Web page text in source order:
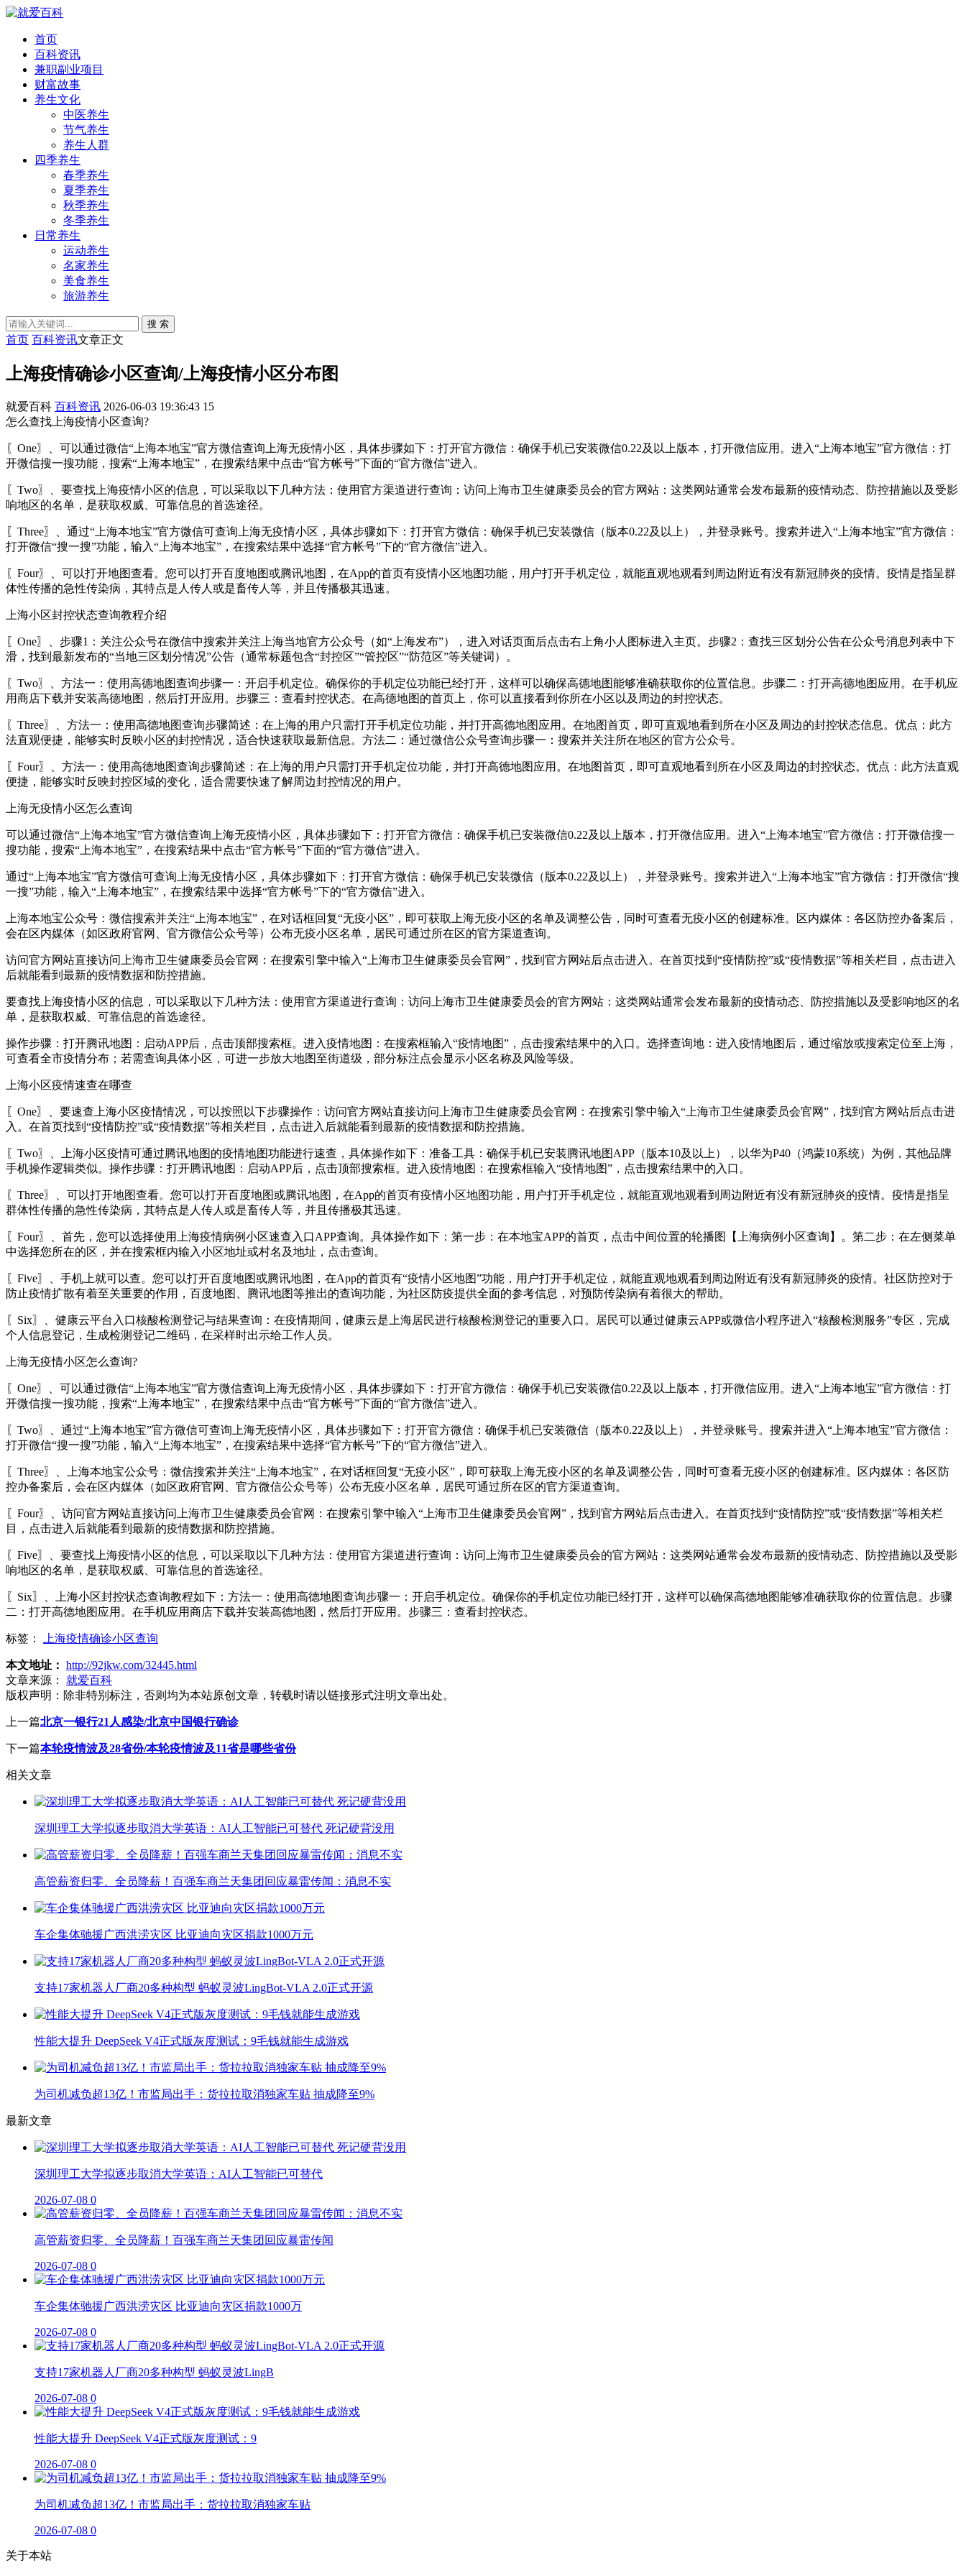
首页
百科资讯
兼职副业项目
财富故事
养生文化
中医养生
节气养生
养生人群
四季养生
春季养生
夏季养生
秋季养生
冬季养生
日常养生
运动养生
名家养生
美食养生
旅游养生
搜 索
首页 百科资讯文章正文
上海疫情确诊小区查询/上海疫情小区分布图
就爱百科 百科资讯 2026-06-03 19:36:43 15
怎么查找上海疫情小区查询?
〖One〗、可以通过微信“上海本地宝”官方微信查询上海无疫情小区，具体步骤如下：打开官方微信：确保手机已安装微信0.22及以上版本，打开微信应用。进入“上海本地宝”官方微信：打
开微信搜一搜功能，搜索“上海本地宝”，在搜索结果中点击“官方帐号”下面的“官方微信”进入。
〖Two〗、要查找上海疫情小区的信息，可以采取以下几种方法：使用官方渠道进行查询：访问上海市卫生健康委员会的官方网站：这类网站通常会发布最新的疫情动态、防控措施以及受影
响地区的名单，是获取权威、可靠信息的首选途径。
〖Three〗、通过“上海本地宝”官方微信可查询上海无疫情小区，具体步骤如下：打开官方微信：确保手机已安装微信（版本0.22及以上），并登录账号。搜索并进入“上海本地宝”官方微信：
打开微信“搜一搜”功能，输入“上海本地宝”，在搜索结果中选择“官方帐号”下的“官方微信”进入。
〖Four〗、可以打开地图查看。您可以打开百度地图或腾讯地图，在App的首页有疫情小区地图功能，用户打开手机定位，就能直观地观看到周边附近有没有新冠肺炎的疫情。疫情是指呈群
体性传播的急性传染病，其特点是人传人或是畜传人等，并且传播极其迅速。
上海小区封控状态查询教程介绍
〖One〗、步骤1：关注公众号在微信中搜索并关注上海当地官方公众号（如“上海发布”），进入对话页面后点击右上角小人图标进入主页。步骤2：查找三区划分公告在公众号消息列表中下
滑，找到最新发布的“当地三区划分情况”公告（通常标题包含“封控区”“管控区”“防范区”等关键词）。
〖Two〗、方法一：使用高德地图查询步骤一：开启手机定位。确保你的手机定位功能已经打开，这样可以确保高德地图能够准确获取你的位置信息。步骤二：打开高德地图应用。在手机应
用商店下载并安装高德地图，然后打开应用。步骤三：查看封控状态。在高德地图的首页上，你可以直接看到你所在小区以及周边的封控状态。
〖Three〗、方法一：使用高德地图查询步骤简述：在上海的用户只需打开手机定位功能，并打开高德地图应用。在地图首页，即可直观地看到所在小区及周边的封控状态信息。优点：此方
法直观便捷，能够实时反映小区的封控情况，适合快速获取最新信息。方法二：通过微信公众号查询步骤一：搜索并关注所在地区的官方公众号。
〖Four〗、方法一：使用高德地图查询步骤简述：在上海的用户只需打开手机定位功能，并打开高德地图应用。在地图首页，即可直观地看到所在小区及周边的封控状态。优点：此方法直观
便捷，能够实时反映封控区域的变化，适合需要快速了解周边封控情况的用户。
上海无疫情小区怎么查询
可以通过微信“上海本地宝”官方微信查询上海无疫情小区，具体步骤如下：打开官方微信：确保手机已安装微信0.22及以上版本，打开微信应用。进入“上海本地宝”官方微信：打开微信搜一
搜功能，搜索“上海本地宝”，在搜索结果中点击“官方帐号”下面的“官方微信”进入。
通过“上海本地宝”官方微信可查询上海无疫情小区，具体步骤如下：打开官方微信：确保手机已安装微信（版本0.22及以上），并登录账号。搜索并进入“上海本地宝”官方微信：打开微信“搜
一搜”功能，输入“上海本地宝”，在搜索结果中选择“官方帐号”下的“官方微信”进入。
上海本地宝公众号：微信搜索并关注“上海本地宝”，在对话框回复“无疫小区”，即可获取上海无疫小区的名单及调整公告，同时可查看无疫小区的创建标准。区内媒体：各区防控办备案后，
会在区内媒体（如区政府官网、官方微信公众号等）公布无疫小区名单，居民可通过所在区的官方渠道查询。
访问官方网站直接访问上海市卫生健康委员会官网：在搜索引擎中输入“上海市卫生健康委员会官网”，找到官方网站后点击进入。在首页找到“疫情防控”或“疫情数据”等相关栏目，点击进入
后就能看到最新的疫情数据和防控措施。
要查找上海疫情小区的信息，可以采取以下几种方法：使用官方渠道进行查询：访问上海市卫生健康委员会的官方网站：这类网站通常会发布最新的疫情动态、防控措施以及受影响地区的名
单，是获取权威、可靠信息的首选途径。
操作步骤：打开腾讯地图：启动APP后，点击顶部搜索框。进入疫情地图：在搜索框输入“疫情地图”，点击搜索结果中的入口。选择查询地：进入疫情地图后，通过缩放或搜索定位至上海，
可查看全市疫情分布；若需查询具体小区，可进一步放大地图至街道级，部分标注点会显示小区名称及风险等级。
上海小区疫情速查在哪查
〖One〗、要速查上海小区疫情情况，可以按照以下步骤操作：访问官方网站直接访问上海市卫生健康委员会官网：在搜索引擎中输入“上海市卫生健康委员会官网”，找到官方网站后点击进
入。在首页找到“疫情防控”或“疫情数据”等相关栏目，点击进入后就能看到最新的疫情数据和防控措施。
〖Two〗、上海小区疫情可通过腾讯地图的疫情地图功能进行速查，具体操作如下：准备工具：确保手机已安装腾讯地图APP（版本10及以上），以华为P40（鸿蒙10系统）为例，其他品牌
手机操作逻辑类似。操作步骤：打开腾讯地图：启动APP后，点击顶部搜索框。进入疫情地图：在搜索框输入“疫情地图”，点击搜索结果中的入口。
〖Three〗、可以打开地图查看。您可以打开百度地图或腾讯地图，在App的首页有疫情小区地图功能，用户打开手机定位，就能直观地观看到周边附近有没有新冠肺炎的疫情。疫情是指呈
群体性传播的急性传染病，其特点是人传人或是畜传人等，并且传播极其迅速。
〖Four〗、首先，您可以选择使用上海疫情病例小区速查入口APP查询。具体操作如下：第一步：在本地宝APP的首页，点击中间位置的轮播图【上海病例小区查询】。第二步：在左侧菜单
中选择您所在的区，并在搜索框内输入小区地址或村名及地址，点击查询。
〖Five〗、手机上就可以查。您可以打开百度地图或腾讯地图，在App的首页有“疫情小区地图”功能，用户打开手机定位，就能直观地观看到周边附近有没有新冠肺炎的疫情。社区防控对于
防止疫情扩散有着至关重要的作用，百度地图、腾讯地图等推出的查询功能，为社区防疫提供全面的参考信息，对预防传染病有着很大的帮助。
〖Six〗、健康云平台入口核酸检测登记与结果查询：在疫情期间，健康云是上海居民进行核酸检测登记的重要入口。居民可以通过健康云APP或微信小程序进入“核酸检测服务”专区，完成
个人信息登记，生成检测登记二维码，在采样时出示给工作人员。
上海无疫情小区怎么查询?
〖One〗、可以通过微信“上海本地宝”官方微信查询上海无疫情小区，具体步骤如下：打开官方微信：确保手机已安装微信0.22及以上版本，打开微信应用。进入“上海本地宝”官方微信：打
开微信搜一搜功能，搜索“上海本地宝”，在搜索结果中点击“官方帐号”下面的“官方微信”进入。
〖Two〗、通过“上海本地宝”官方微信可查询上海无疫情小区，具体步骤如下：打开官方微信：确保手机已安装微信（版本0.22及以上），并登录账号。搜索并进入“上海本地宝”官方微信：
打开微信“搜一搜”功能，输入“上海本地宝”，在搜索结果中选择“官方帐号”下的“官方微信”进入。
〖Three〗、上海本地宝公众号：微信搜索并关注“上海本地宝”，在对话框回复“无疫小区”，即可获取上海无疫小区的名单及调整公告，同时可查看无疫小区的创建标准。区内媒体：各区防
控办备案后，会在区内媒体（如区政府官网、官方微信公众号等）公布无疫小区名单，居民可通过所在区的官方渠道查询。
〖Four〗、访问官方网站直接访问上海市卫生健康委员会官网：在搜索引擎中输入“上海市卫生健康委员会官网”，找到官方网站后点击进入。在首页找到“疫情防控”或“疫情数据”等相关栏
目，点击进入后就能看到最新的疫情数据和防控措施。
〖Five〗、要查找上海疫情小区的信息，可以采取以下几种方法：使用官方渠道进行查询：访问上海市卫生健康委员会的官方网站：这类网站通常会发布最新的疫情动态、防控措施以及受影
响地区的名单，是获取权威、可靠信息的首选途径。
〖Six〗、上海小区封控状态查询教程如下：方法一：使用高德地图查询步骤一：开启手机定位。确保你的手机定位功能已经打开，这样可以确保高德地图能够准确获取你的位置信息。步骤
二：打开高德地图应用。在手机应用商店下载并安装高德地图，然后打开应用。步骤三：查看封控状态。
标签： 上海疫情确诊小区查询
本文地址： http://92jkw.com/32445.html
文章来源：
就爱百科
版权声明： 除非特别标注，否则均为本站原创文章，转载时请以链接形式注明文章出处。
上一篇北京一银行21人感染/北京中国银行确诊
下一篇本轮疫情波及28省份/本轮疫情波及11省是哪些省份
相关文章
深圳理工大学拟逐步取消大学英语：AI人工智能已可替代 死记硬背没用
高管薪资归零、全员降薪！百强车商兰天集团回应暴雷传闻：消息不实
车企集体驰援广西洪涝灾区 比亚迪向灾区捐款1000万元
支持17家机器人厂商20多种构型 蚂蚁灵波LingBot-VLA 2.0正式开源
性能大提升 DeepSeek V4正式版灰度测试：9毛钱就能生成游戏
为司机减负超13亿！市监局出手：货拉拉取消独家车贴 抽成降至9%
最新文章
深圳理工大学拟逐步取消大学英语：AI人工智能已可替代
2026-07-08 0
高管薪资归零、全员降薪！百强车商兰天集团回应暴雷传闻
2026-07-08 0
车企集体驰援广西洪涝灾区 比亚迪向灾区捐款1000万
2026-07-08 0
支持17家机器人厂商20多种构型 蚂蚁灵波LingB
2026-07-08 0
性能大提升 DeepSeek V4正式版灰度测试：9
2026-07-08 0
为司机减负超13亿！市监局出手：货拉拉取消独家车贴
2026-07-08 0
关于本站